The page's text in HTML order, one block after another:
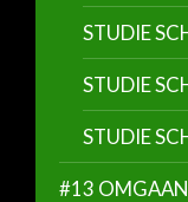
STUDIE
STUDIE
STUDIE
#13